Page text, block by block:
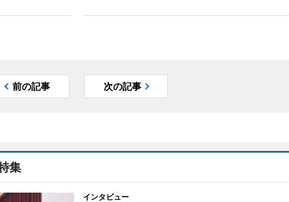
前の記事 次の記事
集
インタビュー